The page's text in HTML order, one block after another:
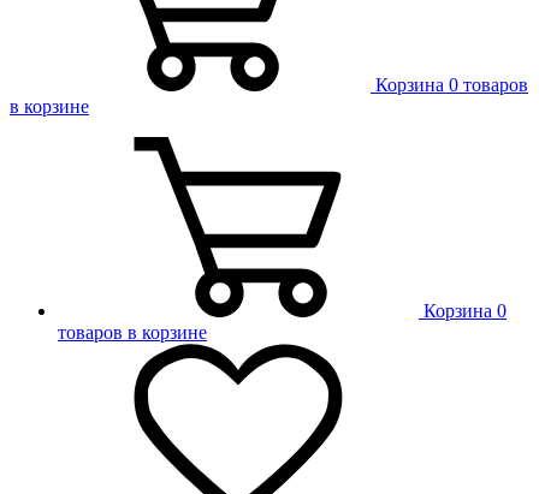
Корзина 0 товаров
в корзине
Корзина 0
товаров в корзине